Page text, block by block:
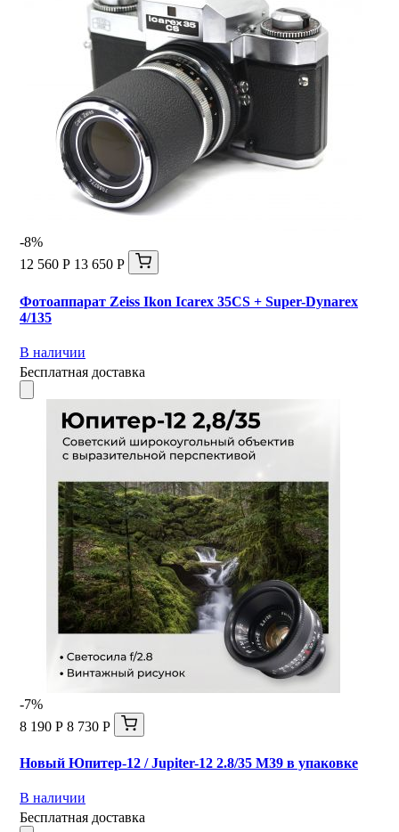
-8%
12 560 Р 13 650 Р
Фотоаппарат Zeiss Ikon Icarex 35CS + Super-Dynarex
4/135
В наличии
Бесплатная доставка
-7%
8 190 Р 8 730 Р
Новый Юпитер-12 / Jupiter-12 2.8/35 М39 в упаковке
В наличии
Бесплатная доставка